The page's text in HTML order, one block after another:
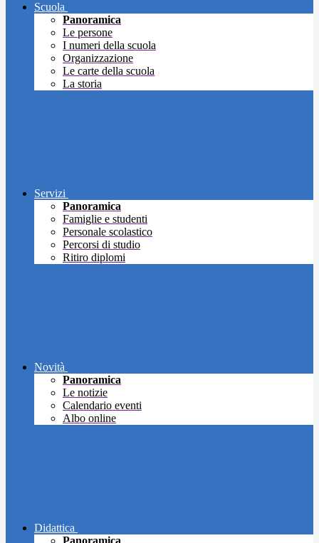
Scuola
Panoramica
Le persone
I numeri della scuola
Organizzazione
Le carte della scuola
La storia
Servizi
Panoramica
Famiglie e studenti
Personale scolastico
Percorsi di studio
Ritiro diplomi
Novità
Panoramica
Le notizie
Calendario eventi
Albo online
Didattica